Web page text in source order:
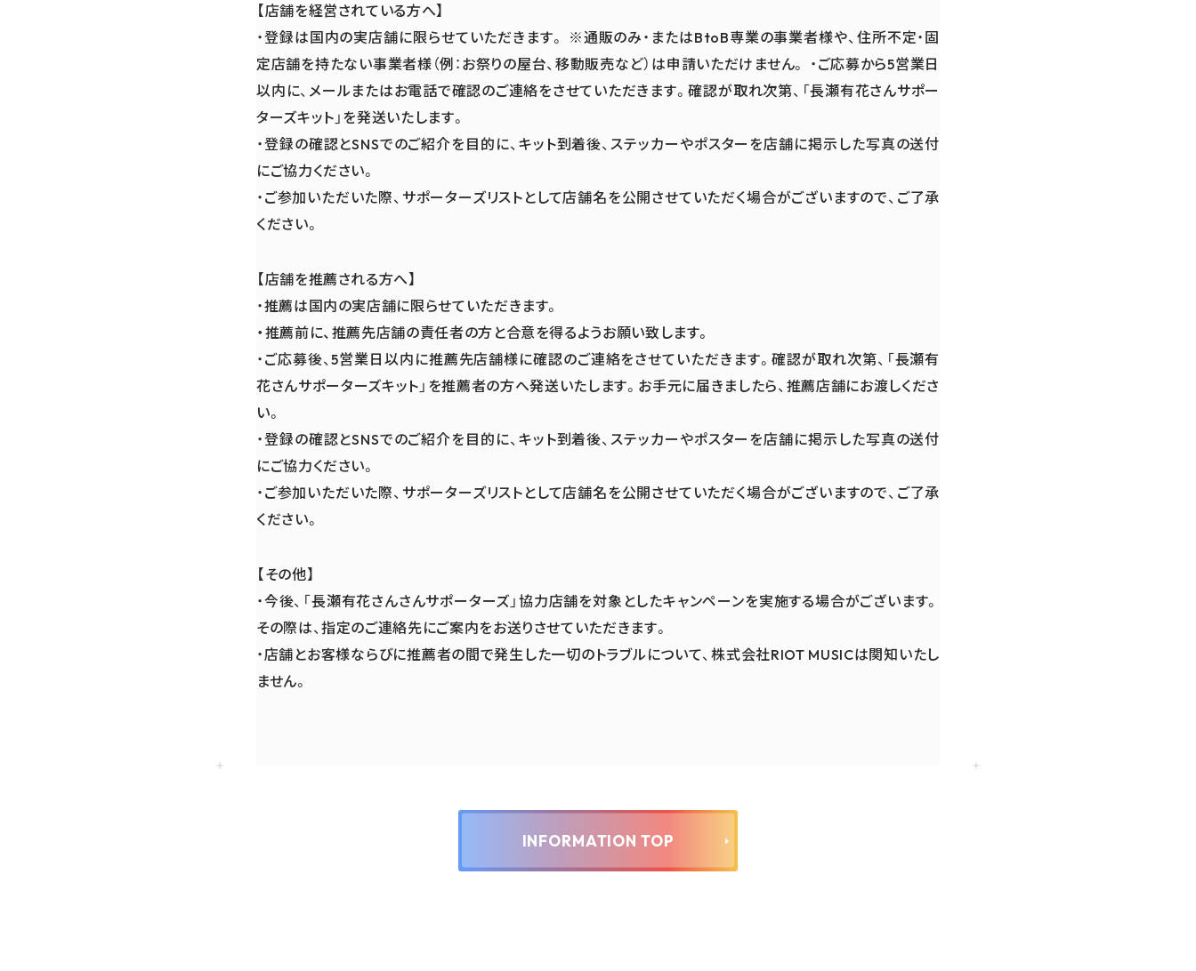
【店舗を経営されている方へ】
・登録は国内の実店舗に限らせていただきます。 ※通販のみ・またはBtoB専業の事業者様や、住所不定・固
定店舗を持たない事業者様（例：お祭りの屋台、移動販売など）は申請いただけません。 ・ご応募から5営業日
以内に、メールまたはお電話で確認のご連絡をさせていただきます。確認が取れ次第、「長瀬有花さんサポー
ターズキット」を発送いたします。
・登録の確認とSNSでのご紹介を目的に、キット到着後、ステッカーやポスターを店舗に掲示した写真の送付
にご協力ください。
・ご参加いただいた際、サポーターズリストとして店舗名を公開させていただく場合がございますので、ご了承
ください。
【店舗を推薦される方へ】
・推薦は国内の実店舗に限らせていただきます。
・推薦前に、推薦先店舗の責任者の方と合意を得るようお願い致します。
・ご応募後、5営業日以内に推薦先店舗様に確認のご連絡をさせていただきます。確認が取れ次第、「長瀬有
花さんサポーターズキット」を推薦者の方へ発送いたします。お手元に届きましたら、推薦店舗にお渡しくださ
い。
・登録の確認とSNSでのご紹介を目的に、キット到着後、ステッカーやポスターを店舗に掲示した写真の送付
にご協力ください。
・ご参加いただいた際、サポーターズリストとして店舗名を公開させていただく場合がございますので、ご了承
ください。
【その他】
・今後、「長瀬有花さんさんサポーターズ」協力店舗を対象としたキャンペーンを実施する場合がございます。
その際は、指定のご連絡先にご案内をお送りさせていただきます。
・店舗とお客様ならびに推薦者の間で発生した一切のトラブルについて、株式会社RIOT MUSICは関知いたし
ません。
INFORMATION TOP